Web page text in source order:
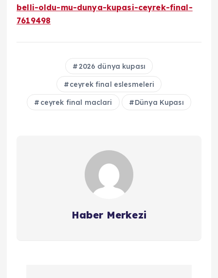
belli-oldu-mu-dunya-kupasi-ceyrek-final-
7619498
2026 dünya kupası
ceyrek final eslesmeleri
ceyrek final maclari Dünya Kupası
Haber Merkezi